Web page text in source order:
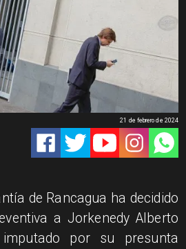
21 de febrero de 2024
de Rancagua ha decidido
a Jorkenedy Alberto
por su presunta